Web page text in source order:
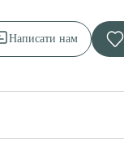
Написати нам